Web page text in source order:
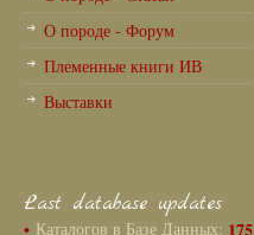
О породе - Форум
Племенные книги ИВ
Выставки
Last database updates
• Каталогов в Базе Данных: 175